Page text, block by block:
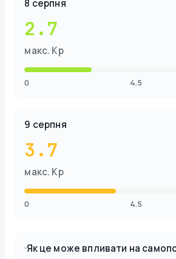
8 серпня
2.7
макс. Kp
0 4.5
9 серпня
3.7
макс. Kp
0 4.5
Як це може впливати на